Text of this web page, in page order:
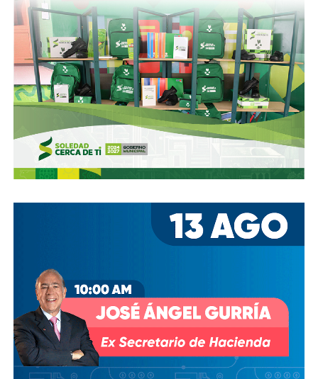
háganlas bien, respeten los tiempos, informen
oportunamente a los usuarios de las vialidades.
Ya aprovechando,revisen las señales de tránsito de la
zona, que necesitan mantenimiento, y luego dense una
vuelta por la ciudad:hay banquetas que son
estacionamientos, hay ciclovías intransitables, hay
peatones en riesgoporque los conductores no siguen el
reglamento.
En pocas palabras,bajemos todos la velocidad… en
Arrancó la carrera, todos la van perdiendo |